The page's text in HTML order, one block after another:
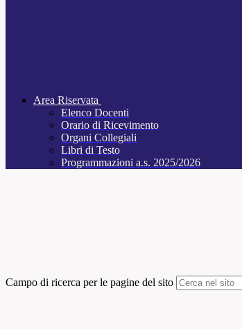
Area Riservata
Elenco Docenti
Orario di Ricevimento
Organi Collegiali
Libri di Testo
Programmazioni a.s. 2025/2026
Campo di ricerca per le pagine del sito